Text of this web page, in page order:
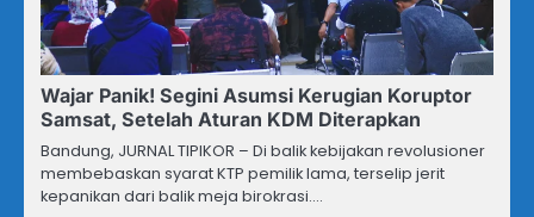
Wajar Panik! Segini Asumsi Kerugian Koruptor
Samsat, Setelah Aturan KDM Diterapkan
Bandung, JURNAL TIPIKOR – Di balik kebijakan revolusioner
membebaskan syarat KTP pemilik lama, terselip jerit
kepanikan dari balik meja birokrasi.…